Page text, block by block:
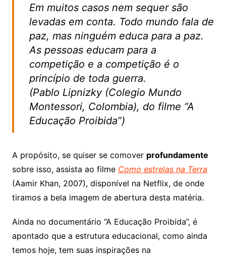
Em muitos casos nem sequer são
levadas em conta. Todo mundo fala de
paz, mas ninguém educa para a paz.
As pessoas educam para a
competição e a competição é o
princípio de toda guerra.
(Pablo Lipnizky (Colegio Mundo
Montessori, Colombia), do filme “A
Educação Proibida”)
A propósito, se quiser se comover profundamente
sobre isso, assista ao filme Como estrelas na Terra
(Aamir Khan, 2007), disponível na Netflix, de onde
tiramos a bela imagem de abertura desta matéria.
Ainda no documentário “A Educação Proibida”, é
apontado que a estrutura educacional, como ainda
temos hoje, tem suas inspirações na